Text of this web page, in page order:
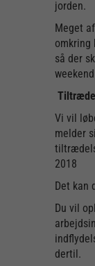
jorden.
Meget
omkring
så der
Vi vil
melder
2018
Det kan
Du vil
dertil.